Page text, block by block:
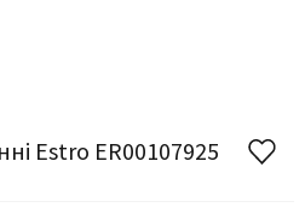
Estro ER00107925